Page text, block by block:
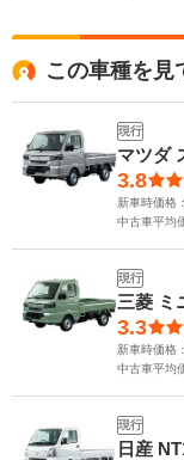
この車種を見
現行
マツダ
3.8
新車時価格：
中古車平均
現行
三菱 ミ
3.3
新車時価格：
中古車平均
現行
日産